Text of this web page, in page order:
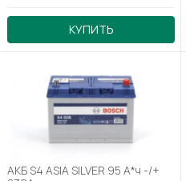
КУПИТЬ
АКБ S4 ASIA SILVER 95 А*ч -/+